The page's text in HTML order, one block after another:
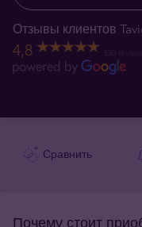
Отзывы клиентов
4,8
Сравнить
Почему стоит